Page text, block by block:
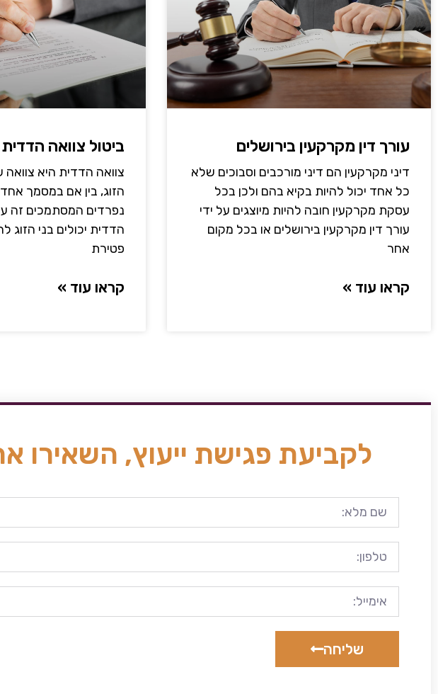
עורך דין מקרקעין בירושלים
דיני מקרקעין הם דיני מורכבים וסבוכים שלא
כל אחד יכול להיות בקיא בהם ולכן בכל
עסקת מקרקעין חובה להיות מיוצגים על ידי
עורך דין מקרקעין בירושלים או בכל מקום
אחר
קראו עוד »
ביטול צוואה הדדית
צוואה הדדית היא צוואה
הזוג, בין אם במסמך
נפרדים המסתמכים זה
הדדית יכולים בני הזוג
פטירת
קראו עוד »
לקביעת פגישת ייעוץ, השאירו
שליחה